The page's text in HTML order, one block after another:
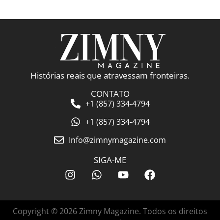
Histórias reais que atravessam fronteiras.
CONTATO
+1 (857) 334-4794
+1 (857) 334-4794
Info@zimnymagazine.com
SIGA-ME
Copyright © 2026 Zimny Magazine. Todos os direitos